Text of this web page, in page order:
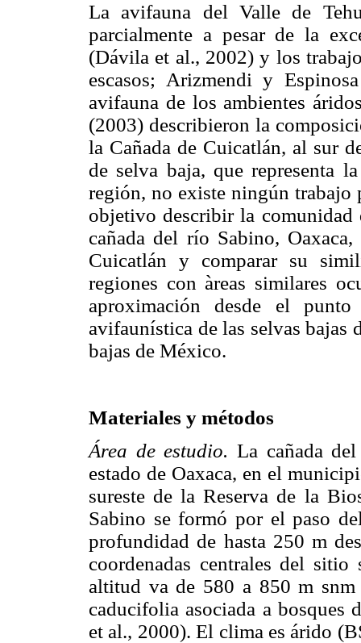
La avifauna del Valle de
parcialmente a pesar de la
(Dávila et al., 2002) y los
escasos; Arizmendi y
avifauna de los ambientes
(2003) describieron la
la Cañada de Cuicatlán, al sur
de selva baja, que representa
región, no existe ningún trabajo
objetivo describir la comunidad
cañada del río Sabino,
Cuicatlán y comparar su
regiones con àreas similares
aproximación desde el
avifaunística de las selvas bajas
bajas de México.
Materiales y métodos
Área de estudio. La cañada
estado de Oaxaca, en el
sureste de la Reserva de la
Sabino se formó por el paso
profundidad de hasta 250 m
coordenadas centrales del
altitud va de 580 a 850 m
caducifolia asociada a bosques
et al., 2000). El clima es árido